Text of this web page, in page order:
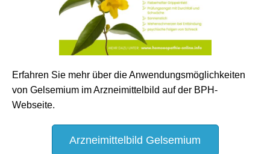
Erfahren Sie mehr über die Anwendungsmöglichkeiten
von Gelsemium im Arzneimittelbild auf der BPH-
Webseite.
Arzneimittelbild Gelsemium